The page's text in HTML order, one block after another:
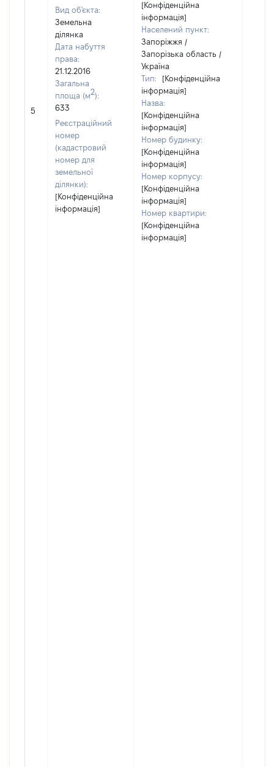
5
Вид об'єкта:
Земельна
ділянка
Дата набуття
права:
21.12.2016
Загальна
площа (м2):
633
Реєстраційний
номер
(кадастровий
номер для
земельної
ділянки):
[Конфіденційна
інформація]
[Конфіденційна
інформація]
Населений пункт:
Запоріжжя /
Запорізька область /
Україна
Тип:
[Конфіденційна
інформація]
Назва:
[Конфіденційна
інформація]
Номер будинку:
[Конфіденційна
інформація]
Номер корпусу:
[Конфіденційна
інформація]
Номер квартири:
[Конфіденційна
інформація]